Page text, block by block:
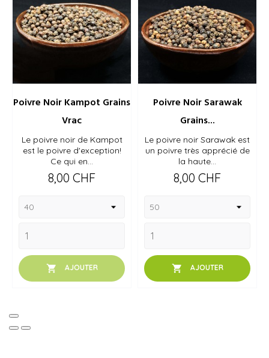
Poivre Noir Kampot Grains
Vrac
Le poivre noir de Kampot
est le poivre d'exception!
Ce qui en...
Prix
8,00 CHF
 AJOUTER
Poivre Noir Sarawak
Grains...
Le poivre noir Sarawak est
un poivre très apprécié de
la haute...
Prix
8,00 CHF
 AJOUTER